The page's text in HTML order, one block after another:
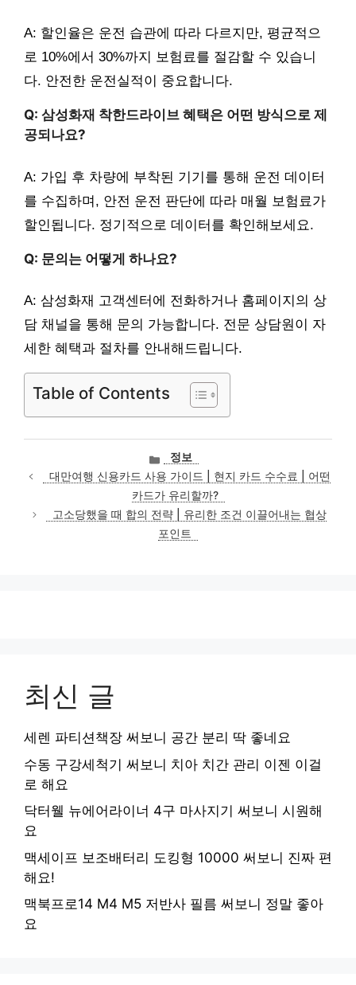
A: 할인율은 운전 습관에 따라 다르지만, 평균적으
로 10%에서 30%까지 보험료를 절감할 수 있습니
다. 안전한 운전실적이 중요합니다.
Q: 삼성화재 착한드라이브 혜택은 어떤 방식으로 제
공되나요?
A: 가입 후 차량에 부착된 기기를 통해 운전 데이터
를 수집하며, 안전 운전 판단에 따라 매월 보험료가
할인됩니다. 정기적으로 데이터를 확인해보세요.
Q: 문의는 어떻게 하나요?
A: 삼성화재 고객센터에 전화하거나 홈페이지의 상
담 채널을 통해 문의 가능합니다. 전문 상담원이 자
세한 혜택과 절차를 안내해드립니다.
Table of Contents
카
테
고
리
정보
대만여행 신용카드 사용 가이드 | 현지 카드 수수료 | 어떤
카드가 유리할까?
고소당했을 때 합의 전략 | 유리한 조건 이끌어내는 협상
포인트
최신 글
세렌 파티션책장 써보니 공간 분리 딱 좋네요
수동 구강세척기 써보니 치아 치간 관리 이젠 이걸
로 해요
닥터웰 뉴에어라이너 4구 마사지기 써보니 시원해
요
맥세이프 보조배터리 도킹형 10000 써보니 진짜 편
해요!
맥북프로14 M4 M5 저반사 필름 써보니 정말 좋아
요